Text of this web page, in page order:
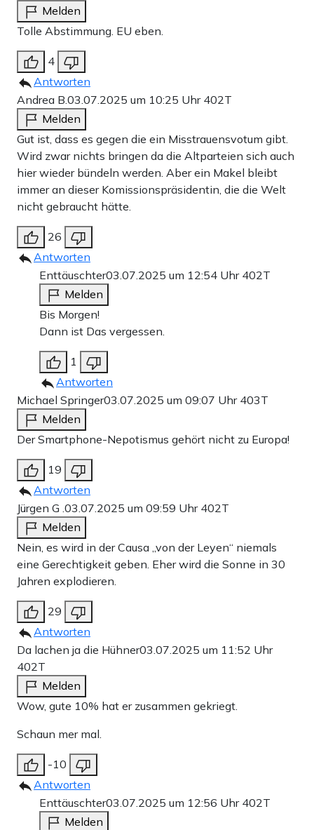
Melden
Tolle Abstimmung. EU eben.
4
Antworten
Andrea B.03.07.2025 um 10:25 Uhr 402T
Melden
Gut ist, dass es gegen die ein Misstrauensvotum gibt.
Wird zwar nichts bringen da die Altparteien sich auch
hier wieder bündeln werden. Aber ein Makel bleibt
immer an dieser Komissionspräsidentin, die die Welt
nicht gebraucht hätte.
26
Antworten
Enttäuschter03.07.2025 um 12:54 Uhr 402T
Melden
Bis Morgen!
Dann ist Das vergessen.
1
Antworten
Michael Springer03.07.2025 um 09:07 Uhr 403T
Melden
Der Smartphone-Nepotismus gehört nicht zu Europa!
19
Antworten
Jürgen G .03.07.2025 um 09:59 Uhr 402T
Melden
Nein, es wird in der Causa „von der Leyen“ niemals
eine Gerechtigkeit geben. Eher wird die Sonne in 30
Jahren explodieren.
29
Antworten
Da lachen ja die Hühner03.07.2025 um 11:52 Uhr
402T
Melden
Wow, gute 10% hat er zusammen gekriegt.
Schaun mer mal.
-10
Antworten
Enttäuschter03.07.2025 um 12:56 Uhr 402T
Melden